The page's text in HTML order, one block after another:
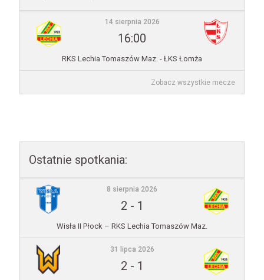
14 sierpnia 2026
16:00
RKS Lechia Tomaszów Maz. - ŁKS Łomża
Zobacz wszystkie mecze
Ostatnie spotkania:
8 sierpnia 2026
2 - 1
Wisła II Płock – RKS Lechia Tomaszów Maz.
31 lipca 2026
2 - 1